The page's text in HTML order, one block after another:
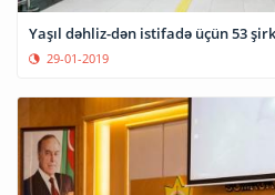
Yaşıl dəhliz-dən istifadə üçün 53
29-01-2019